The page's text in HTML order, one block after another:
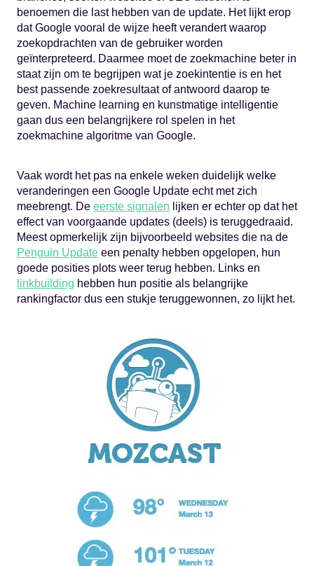
benoemen die last hebben van de update. Het lijkt erop
dat Google vooral de wijze heeft verandert waarop
zoekopdrachten van de gebruiker worden
geïnterpreteerd. Daarmee moet de zoekmachine beter in
staat zijn om te begrijpen wat je zoekintentie is en het
best passende zoekresultaat of antwoord daarop te
geven. Machine learning en kunstmatige intelligentie
gaan dus een belangrijkere rol spelen in het
zoekmachine algoritme van Google.
Vaak wordt het pas na enkele weken duidelijk welke
veranderingen een Google Update echt met zich
meebrengt. De eerste signalen lijken er echter op dat het
effect van voorgaande updates (deels) is teruggedraaid.
Meest opmerkelijk zijn bijvoorbeeld websites die na de
Penguin Update een penalty hebben opgelopen, hun
goede posities plots weer terug hebben. Links en
linkbuilding hebben hun positie als belangrijke
rankingfactor dus een stukje teruggewonnen, zo lijkt het.